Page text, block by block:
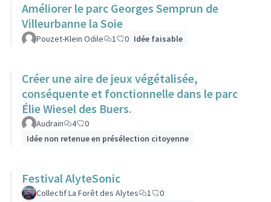
Améliorer le parc Georges Semprun de
Villeurbanne la Soie
Pouzet-Klein Odile 1 0 Idée faisable
Créer une aire de jeux végétalisée,
conséquente et fonctionnelle dans le parc
Élie Wiesel des Buers.
Audrain 4
0
Idée non retenue en présélection citoyenne
Festival AlyteSonic
Collectif La Forêt des Alytes 1
0